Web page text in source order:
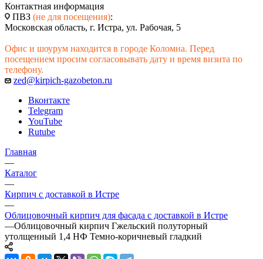
Контактная информация
ПВЗ (не для посещения):
Московская область, г. Истра, ул. Рабочая, 5
Офис и шоурум находится в городе Коломна. Перед
посещением просим согласовывать дату и время визита по
телефону.
zed@kirpich-gazobeton.ru
Вконтакте
Telegram
YouTube
Rutube
Главная
—
Каталог
—
Кирпич с доставкой в Истре
—
Облицовочный кирпич для фасада с доставкой в Истре
—Облицовочный кирпич Гжельский полуторный
утолщенный 1,4 НФ Темно-коричневый гладкий